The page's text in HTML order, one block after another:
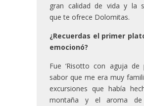
gran calidad de vida y la
que te ofrece Dolomitas.
¿Recuerdas el primer
emocionó?
Fue ‘Risotto con aguja de
sabor que me era muy
excursiones que había
montaña y el aroma de